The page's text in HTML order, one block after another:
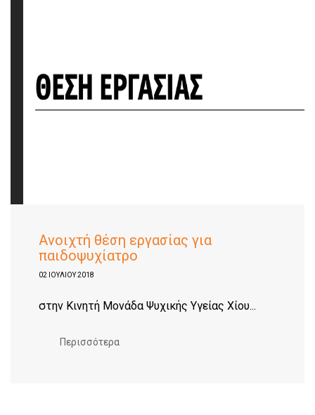
Ανοιχτή θέση εργασίας για
παιδοψυχίατρο
02 ΙΟΥΛΊΟΥ 2018
στην Κινητή Μονάδα Ψυχικής Υγείας Χίου...
Περισσότερα